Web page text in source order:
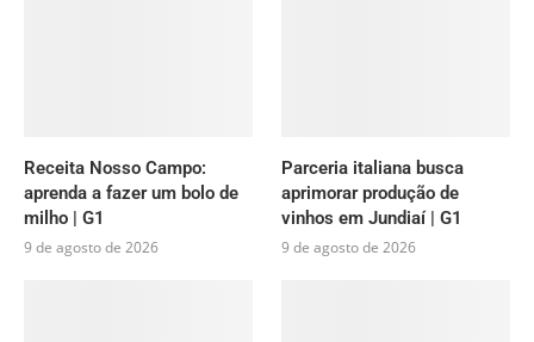
Receita Nosso Campo:
aprenda a fazer um bolo de
milho | G1
9 de agosto de 2026
Parceria italiana busca
aprimorar produção de
vinhos em Jundiaí | G1
9 de agosto de 2026